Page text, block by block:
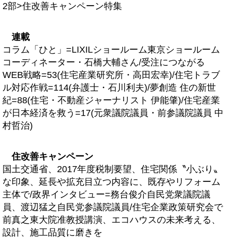
2部>住改善キャンペーン特集
連載
コラム「ひと」=LIXILショールーム東京ショールーム
コーディネーター・石橋大輔さん/受注につながる
WEB戦略=53(住宅産業研究所・高田宏幸)/住宅トラブ
ル対応作戦=114(弁護士・石川利夫)/夢創造 住の新世
紀=88(住宅・不動産ジャーナリスト 伊能肇)/住宅産業
が日本経済を救う=17(元衆議院議員・前参議院議員 中
村哲治)
住改善キャンペーン
国土交通省、2017年度税制要望、住宅関係〝小ぶり〟
な印象、延長や拡充目立つ内容に、既存やリフォーム
主体で/政界インタビュー=務台俊介自民党衆議院議
員、渡辺猛之自民党参議院議員/住宅企業政策研究会で
前真之東大院准教授講演、エコハウスの未来考える、
設計、施工品質に磨きを